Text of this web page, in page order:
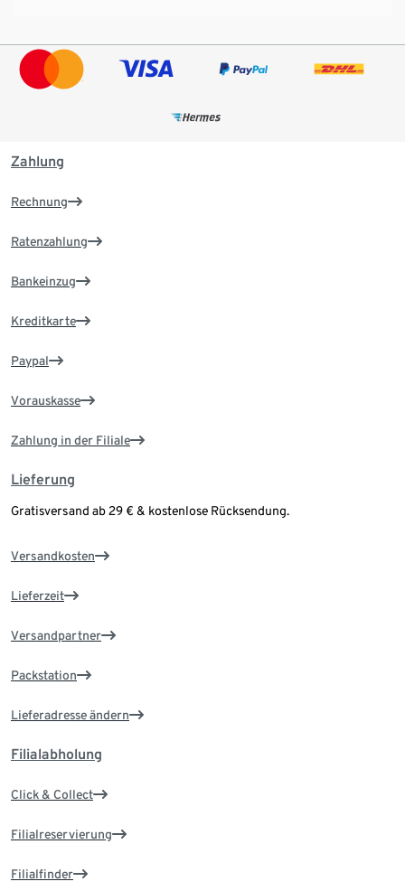
Zahlung
Rechnung
Ratenzahlung
Bankeinzug
Kreditkarte
Paypal
Vorauskasse
Zahlung in der Filiale
Lieferung
Gratisversand ab 29 € & kostenlose Rücksendung.
Versandkosten
Lieferzeit
Versandpartner
Packstation
Lieferadresse ändern
Filialabholung
Click & Collect
Filialreservierung
Filialfinder